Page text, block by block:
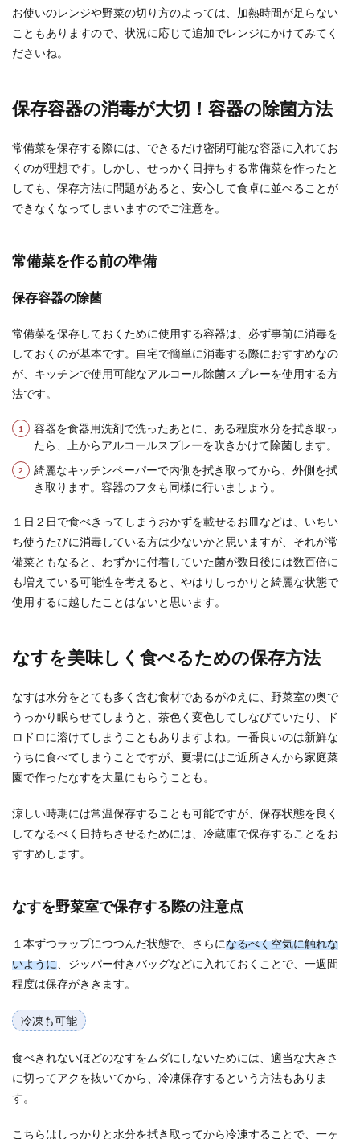
お使いのレンジや野菜の切り方のよっては、加熱時間が足らない
こともありますので、状況に応じて追加でレンジにかけてみてく
ださいね。
保存容器の消毒が大切！容器の除菌方法
常備菜を保存する際には、できるだけ密閉可能な容器に入れてお
くのが理想です。しかし、せっかく日持ちする常備菜を作ったと
しても、保存方法に問題があると、安心して食卓に並べることが
できなくなってしまいますのでご注意を。
常備菜を作る前の準備
保存容器の除菌
常備菜を保存しておくために使用する容器は、必ず事前に消毒を
しておくのが基本です。自宅で簡単に消毒する際におすすめなの
が、キッチンで使用可能なアルコール除菌スプレーを使用する方
法です。
容器を食器用洗剤で洗ったあとに、ある程度水分を拭き取っ
たら、上からアルコールスプレーを吹きかけて除菌します。
綺麗なキッチンペーパーで内側を拭き取ってから、外側を拭
き取ります。容器のフタも同様に行いましょう。
１日２日で食べきってしまうおかずを載せるお皿などは、いちい
ち使うたびに消毒している方は少ないかと思いますが、それが常
備菜ともなると、わずかに付着していた菌が数日後には数百倍に
も増えている可能性を考えると、やはりしっかりと綺麗な状態で
使用するに越したことはないと思います。
なすを美味しく食べるための保存方法
なすは水分をとても多く含む食材であるがゆえに、野菜室の奥で
うっかり眠らせてしまうと、茶色く変色してしなびていたり、ド
ロドロに溶けてしまうこともありますよね。一番良いのは新鮮な
うちに食べてしまうことですが、夏場にはご近所さんから家庭菜
園で作ったなすを大量にもらうことも。
涼しい時期には常温保存することも可能ですが、保存状態を良く
してなるべく日持ちさせるためには、冷蔵庫で保存することをお
すすめします。
なすを野菜室で保存する際の注意点
１本ずつラップにつつんだ状態で、さらになるべく空気に触れな
いように 、ジッパー付きバッグなどに入れておくことで、一週間
程度は保存がききます。
冷凍も可能
食べきれないほどのなすをムダにしないためには、適当な大きさ
に切ってアクを抜いてから、冷凍保存するという方法もありま
す。
こちらはしっかりと水分を拭き取ってから冷凍することで、一ヶ